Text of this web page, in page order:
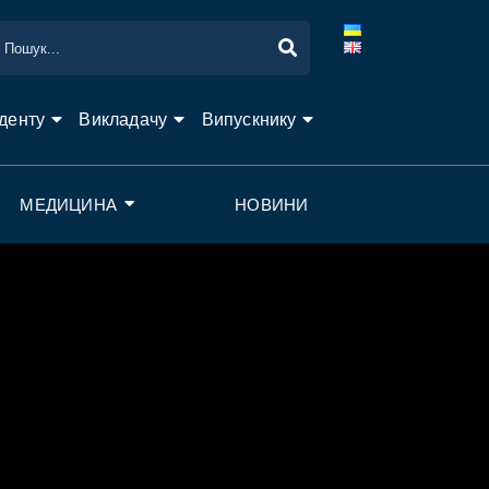
Викладачу Випускнику
МЕДИЦИНА НОВИНИ